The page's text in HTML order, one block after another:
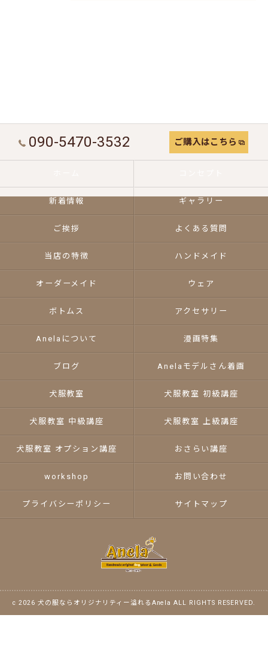
090-5470-3532 ご購入はこちら
新着情報 ギャラリー
ご挨拶 よくある質問
当店の特徴 ハンドメイド
オーダーメイド ウェア
ボトムス アクセサリー
Anelaについて 漫画特集
ブログ Anelaモデルさん着画
犬服教室 犬服教室 初級講座
犬服教室 中級講座 犬服教室 上級講座
犬服教室 オプション講座 おさらい講座
workshop お問い合わせ
プライバシーポリシー サイトマップ
c 2026 犬の服ならオリジナリティー溢れるAnela ALL RIGHTS RESERVED.